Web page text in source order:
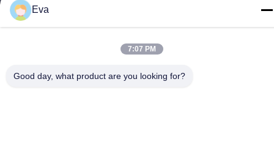
Ηλεκτρονικό
Eva
7:07 PM
Good day, what product are you looking for?